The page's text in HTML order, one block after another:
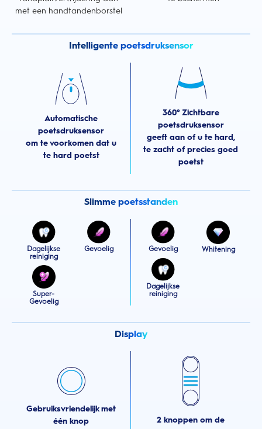
met een handtandenborstel
Intelligente poetsdruksensor
Automatische
poetsdruksensor
om te voorkomen dat u
te hard poetst
360° Zichtbare
poetsdruksensor
geeft aan of u te hard,
te zacht of precies goed
poetst
Slimme poetsstanden
Dagelijkse
reiniging
Gevoelig
Super-
Gevoelig
Gevoelig Whitening
Dagelijkse
reiniging
Display
Gebruiksvriendelijk met
één knop
2 knoppen om de